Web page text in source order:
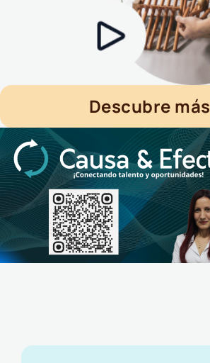
Descubre más